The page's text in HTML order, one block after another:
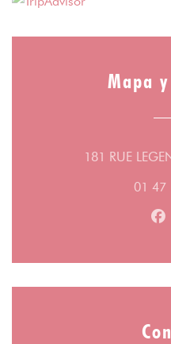
Mapa
181 RUE
01 47